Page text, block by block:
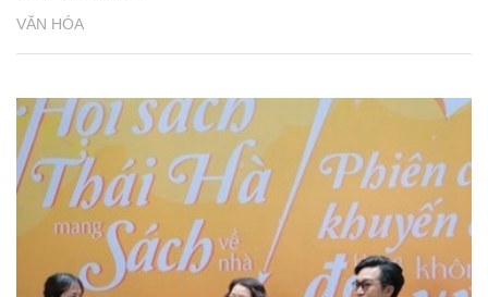
VĂN HÓA